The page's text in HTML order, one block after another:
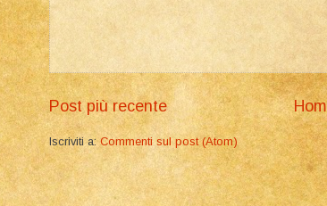
Post più recente
Iscriviti a:Commenti sul post (Atom)